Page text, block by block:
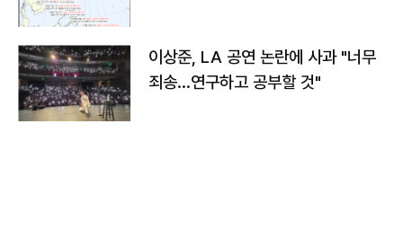
이상준, LA 공연 논란에 사과 "너무
죄송…연구하고 공부할 것"